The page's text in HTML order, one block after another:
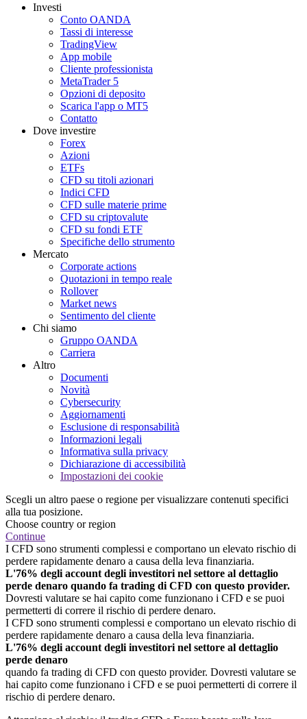
Investi
Conto OANDA
Tassi di interesse
TradingView
App mobile
Cliente professionista
MetaTrader 5
Opzioni di deposito
Scarica l'app o MT5
Contatto
Dove investire
Forex
Azioni
ETFs
CFD su titoli azionari
Indici CFD
CFD sulle materie prime
CFD su criptovalute
CFD su fondi ETF
Specifiche dello strumento
Mercato
Corporate actions
Quotazioni in tempo reale
Rollover
Market news
Sentimento del cliente
Chi siamo
Gruppo OANDA
Carriera
Altro
Documenti
Novità
Cybersecurity
Aggiornamenti
Esclusione di responsabilità
Informazioni legali
Informativa sulla privacy
Dichiarazione di accessibilità
Impostazioni dei cookie
Scegli un altro paese o regione per visualizzare contenuti specifici
alla tua posizione.
Choose country or region
Continue
I CFD sono strumenti complessi e comportano un elevato rischio di
perdere rapidamente denaro a causa della leva finanziaria.
L'76% degli account degli investitori nel settore al dettaglio
perde denaro quando fa trading di CFD con questo provider.
Dovresti valutare se hai capito come funzionano i CFD e se puoi
permetterti di correre il rischio di perdere denaro.
I CFD sono strumenti complessi e comportano un elevato rischio di
perdere rapidamente denaro a causa della leva finanziaria.
L'76% degli account degli investitori nel settore al dettaglio
perde denaro
quando fa trading di CFD con questo provider. Dovresti valutare se
hai capito come funzionano i CFD e se puoi permetterti di correre il
rischio di perdere denaro.